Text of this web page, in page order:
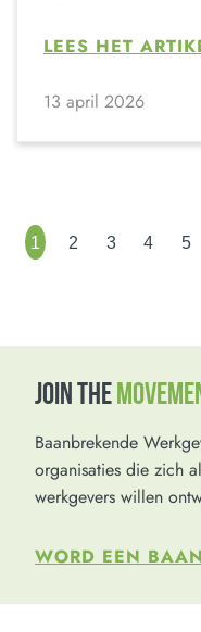
LEES HET
13 april 2026
1 2 3 4 5
JOIN THE
Baanbrekende
organisaties die zich
werkgevers willen
WORD EEN